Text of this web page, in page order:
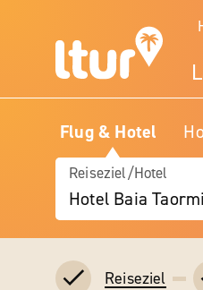
Flug & Hotel
Reiseziel/Hotel
Hotel Baia
Reiseziel